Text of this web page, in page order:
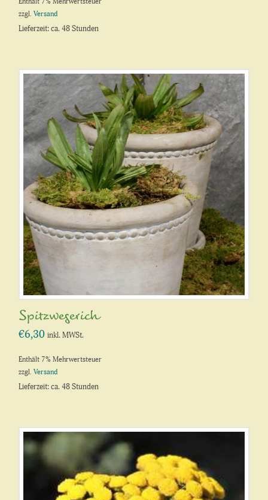
zzgl.Versand
Lieferzeit: ca. 48 Stunden
Spitzwegerich
€6,30 inkl. MWSt.
Enthält 7% Mehrwertsteuer
zzgl.Versand
Lieferzeit: ca. 48 Stunden